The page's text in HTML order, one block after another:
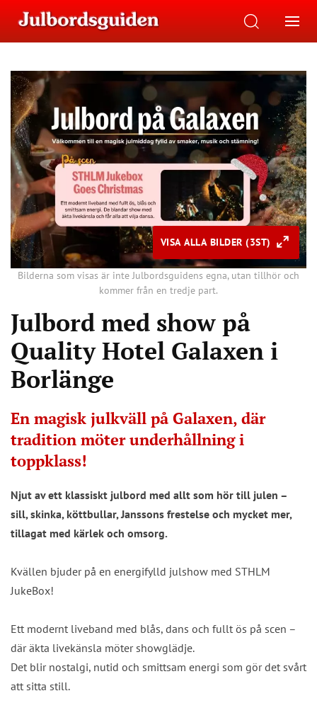
VISA ALLA BILDER (3ST)
Bilderna som visas är inte Julbordsguidens egna, utan tillhör och
kommer från en tredje part.
Julbord med show på
Quality Hotel Galaxen i
Borlänge
En magisk julkväll på Galaxen, där
tradition möter underhållning i
toppklass!
Njut av ett klassiskt julbord med allt som hör till julen –
sill, skinka, köttbullar, Janssons frestelse och mycket mer,
tillagat med kärlek och omsorg.
Kvällen bjuder på en energifylld julshow med STHLM
JukeBox!
Ett modernt liveband med blås, dans och fullt ös på scen –
där äkta livekänsla möter showglädje.
Det blir nostalgi, nutid och smittsam energi som gör det svårt
att sitta still.